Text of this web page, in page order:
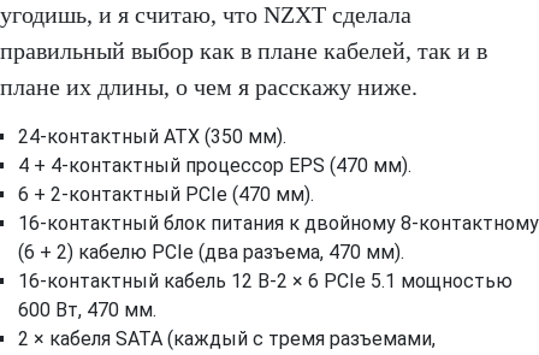
угодишь, и я считаю, что NZXT сделала
правильный выбор как в плане кабелей, так и в
плане их длины, о чем я расскажу ниже.
24‑контактный ATX (350 мм).
4 + 4-контактный процессор EPS (470 мм).
6 + 2‑контактный PCIe (470 мм).
16‑контактный блок питания к двойному 8-контактному
(6 + 2) кабелю PCIe (два разъема, 470 мм).
16‑контактный кабель 12 В‑2 × 6 PCIe 5.1 мощностью
600 Вт, 470 мм.
2 × кабеля SATA (каждый с тремя разъемами,